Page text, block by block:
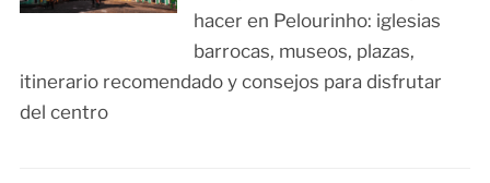
hacer en Pelourinho: iglesias
barrocas, museos, plazas,
itinerario recomendado y consejos para disfrutar
del centro